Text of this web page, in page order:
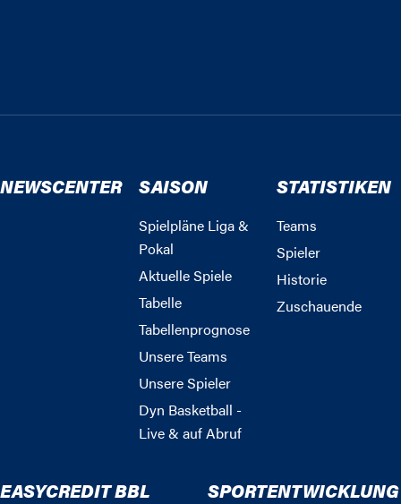
NEWSCENTER SAISON
Spielpläne Liga &
Pokal
Aktuelle Spiele
Tabelle
Tabellenprognose
Unsere Teams
Unsere Spieler
Dyn Basketball -
Live & auf Abruf
STATISTIKEN
Teams
Spieler
Historie
Zuschauende
EASYCREDIT BBL SPORTENTWICKLUNG